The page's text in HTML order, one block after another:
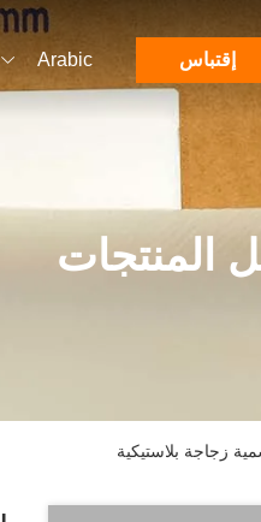
إقتباس Arabic
المنتجات
زجاجة بلاستيكية